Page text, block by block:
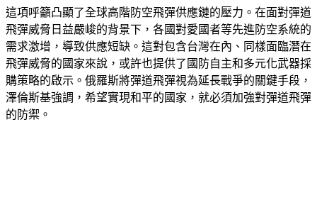
這項呼籲凸顯了全球高階防空飛彈供應鏈的壓力。在面對彈道
飛彈威脅日益嚴峻的背景下，各國對愛國者等先進防空系統的
需求激增，導致供應短缺。這對包含台灣在內、同樣面臨潛在
飛彈威脅的國家來說，或許也提供了國防自主和多元化武器採
購策略的啟示。俄羅斯將彈道飛彈視為延長戰爭的關鍵手段，
澤倫斯基強調，希望實現和平的國家，就必須加強對彈道飛彈
的防禦。